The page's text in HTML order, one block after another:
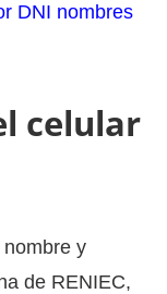
DNI nombres
celular
y
de RENIEC,